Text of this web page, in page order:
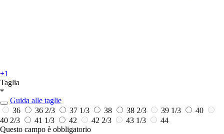
+1
Taglia
*
Guida alle taglie
36
36 2/3 37 1/3 38 38 2/3 39 1/3
40
40 2/3
41 1/3 42 42 2/3 43 1/3
44
Questo campo è obbligatorio